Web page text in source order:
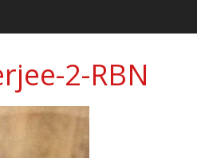
2-RBN